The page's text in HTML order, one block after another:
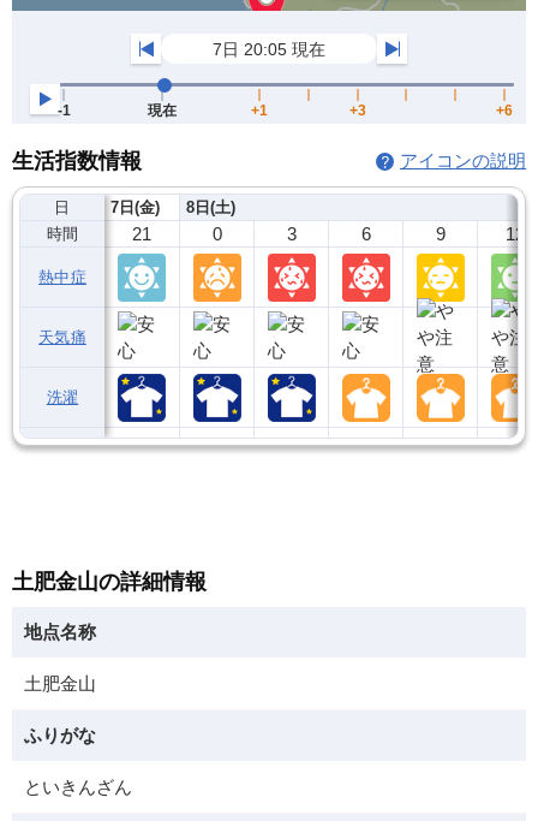
生活指数情報 アイコンの説明
日
時間
熱中症
天気痛
洗濯
7日(金)
21
8日(土)
0 3 6 9 12
土肥金山の詳細情報
地点名称
土肥金山
ふりがな
といきんざん